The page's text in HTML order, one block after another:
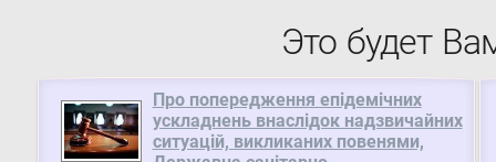
Это будет
Про попередження епідемічних
ускладнень внаслідок надзвичайних
ситуацій, викликаних повенями,